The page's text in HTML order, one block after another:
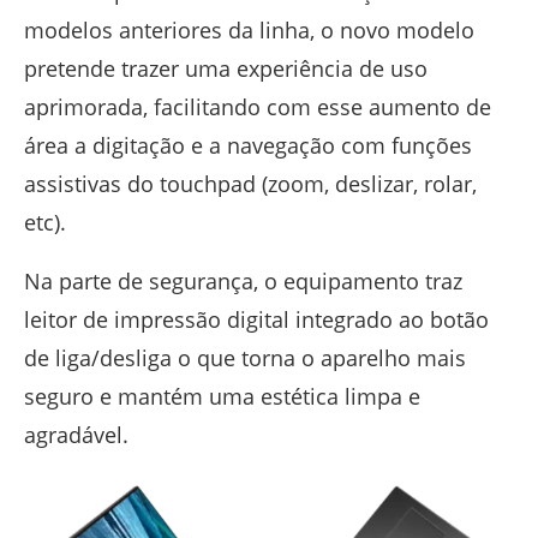
modelos anteriores da linha, o novo modelo
pretende trazer uma experiência de uso
aprimorada, facilitando com esse aumento de
área a digitação e a navegação com funções
assistivas do touchpad (zoom, deslizar, rolar,
etc).
Na parte de segurança, o equipamento traz
leitor de impressão digital integrado ao botão
de liga/desliga o que torna o aparelho mais
seguro e mantém uma estética limpa e
agradável.